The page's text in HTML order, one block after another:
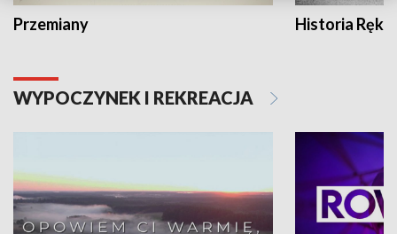
Przemiany Historia Ręką
WYPOCZYNEK I REKREACJA